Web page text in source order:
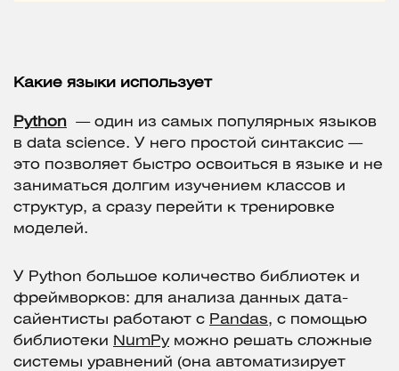
Какие языки использует
Python
— один из самых популярных языков
в data science. У него простой синтаксис —
это позволяет быстро освоиться в языке и не
заниматься долгим изучением классов и
структур, а сразу перейти к тренировке
моделей.
У Python большое количество библиотек и
фреймворков: для анализа данных дата-
сайентисты работают с Pandas, с помощью
библиотеки NumPyможно решать сложные
системы уравнений (она автоматизирует